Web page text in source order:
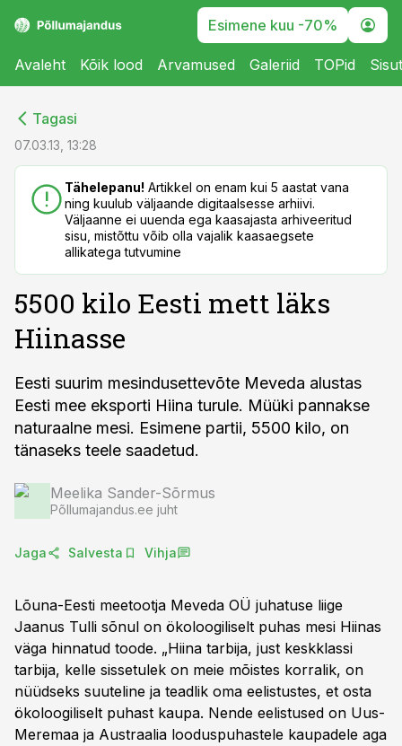
Esimene kuu -70%
Avaleht Kõik lood Arvamused Galeriid TOPid
Tagasi
07.03.13, 13:28
Tähelepanu! Artikkel on enam kui 5 aastat vana
ning kuulub väljaande digitaalsesse arhiivi.
Väljaanne ei uuenda ega kaasajasta arhiveeritud
sisu, mistõttu võib olla vajalik kaasaegsete
allikatega tutvumine
5500 kilo Eesti mett läks
Hiinasse
Eesti suurim mesindusettevõte Meveda alustas
Eesti mee eksporti Hiina turule. Müüki pannakse
naturaalne mesi. Esimene partii, 5500 kilo, on
tänaseks teele saadetud.
Meelika Sander-Sõrmus
Põllumajandus.ee juht
Jaga Salvesta Vihja
Lõuna-Eesti meetootja Meveda OÜ juhatuse liige
Jaanus Tulli sõnul on ökoloogiliselt puhas mesi Hiinas
väga hinnatud toode. „Hiina tarbija, just keskklassi
tarbija, kelle sissetulek on meie mõistes korralik, on
nüüdseks suuteline ja teadlik oma eelistustes, et osta
ökoloogiliselt puhast kaupa. Nende eelistused on Uus-
Meremaa ja Austraalia looduspuhastele kaupadele aga